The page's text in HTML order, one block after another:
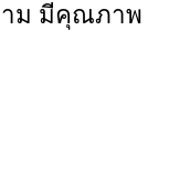
าม มีคุณภาพ